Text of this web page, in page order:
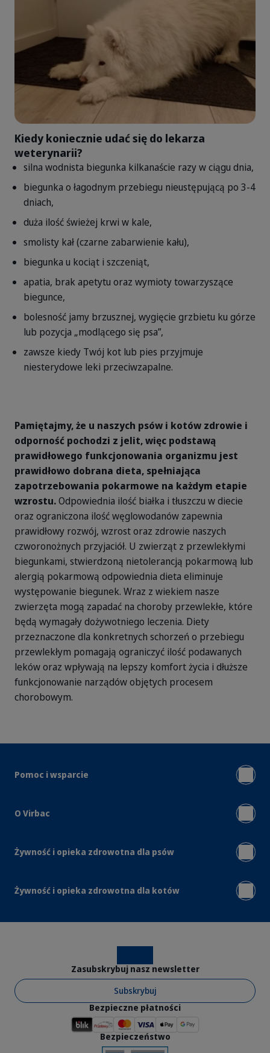
Kiedy koniecznie udać się do lekarza
weterynarii?
silna wodnista biegunka kilkanaście razy w ciągu dnia,
biegunka o łagodnym przebiegu nieustępującą po 3-4
dniach,
duża ilość świeżej krwi w kale,
smolisty kał (czarne zabarwienie kału),
biegunka u kociąt i szczeniąt,
apatia, brak apetytu oraz wymioty towarzyszące
biegunce,
bolesność jamy brzusznej, wygięcie grzbietu ku górze
lub pozycja „modlącego się psa”,
zawsze kiedy Twój kot lub pies przyjmuje
niesterydowe leki przeciwzapalne.
Pamiętajmy, że u naszych psów i kotów zdrowie i
odporność pochodzi z jelit, więc podstawą
prawidłowego funkcjonowania organizmu jest
prawidłowo dobrana dieta, spełniająca
zapotrzebowania pokarmowe na każdym etapie
wzrostu.Odpowiednia ilość białka i tłuszczu w diecie
oraz ograniczona ilość węglowodanów zapewnia
prawidłowy rozwój, wzrost oraz zdrowie naszych
czworonożnych przyjaciół. U zwierząt z przewlekłymi
biegunkami, stwierdzoną nietolerancją pokarmową lub
alergią pokarmową odpowiednia dieta eliminuje
występowanie biegunek. Wraz z wiekiem nasze
zwierzęta mogą zapadać na choroby przewlekłe, które
będą wymagały dożywotniego leczenia. Diety
przeznaczone dla konkretnych schorzeń o przebiegu
przewlekłym pomagają ograniczyć ilość podawanych
leków oraz wpływają na lepszy komfort życia i dłuższe
funkcjonowanie narządów objętych procesem
chorobowym.
Pomoc i wsparcie
O Virbac
Żywność i opieka zdrowotna dla psów
Żywność i opieka zdrowotna dla kotów
Zasubskrybuj nasz newsletter
Subskrybuj
Bezpieczne płatności
Bezpieczeństwo